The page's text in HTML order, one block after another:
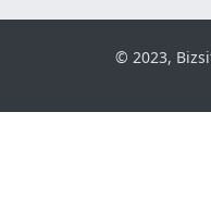
© 2023,